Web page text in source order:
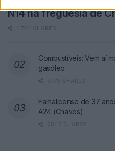
N14 na freguesia de
4724 SHARES
Combustíveis: Vem aí
gasóleo
3779 SHARES
Famalicense de 37
A24 (Chaves)
2545 SHARES